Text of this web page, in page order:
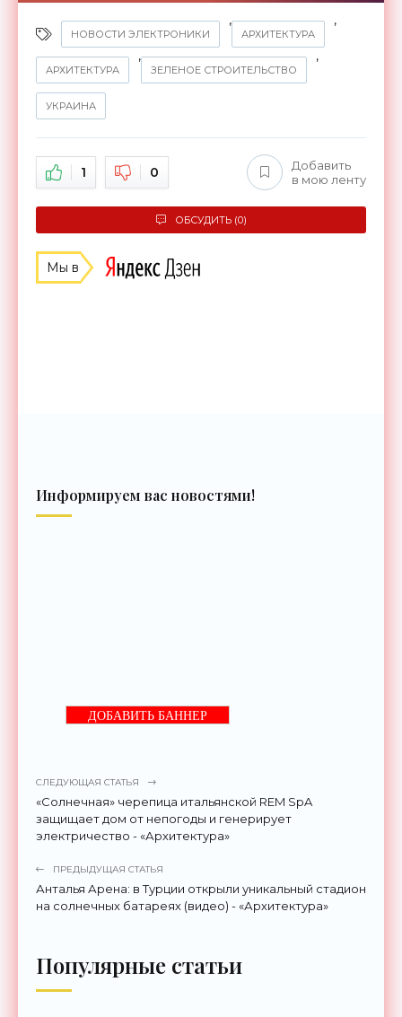
НОВОСТИ ЭЛЕКТРОНИКИ
,
АРХИТЕКТУРА
,
АРХИТЕКТУРА
,
ЗЕЛЕНОЕ СТРОИТЕЛЬСТВО
,
УКРАИНА
1 0
Добавить
в мою ленту
ОБСУДИТЬ (0)
Мы в
Информируем вас новостями!
ДОБАВИТЬ БАННЕР
СЛЕДУЮЩАЯ СТАТЬЯ
«Солнечная» черепица итальянской REM SpA
защищает дом от непогоды и генерирует
электричество - «Архитектура»
ПРЕДЫДУЩАЯ СТАТЬЯ
Анталья Арена: в Турции открыли уникальный стадион
на солнечных батареях (видео) - «Архитектура»
Популярные статьи